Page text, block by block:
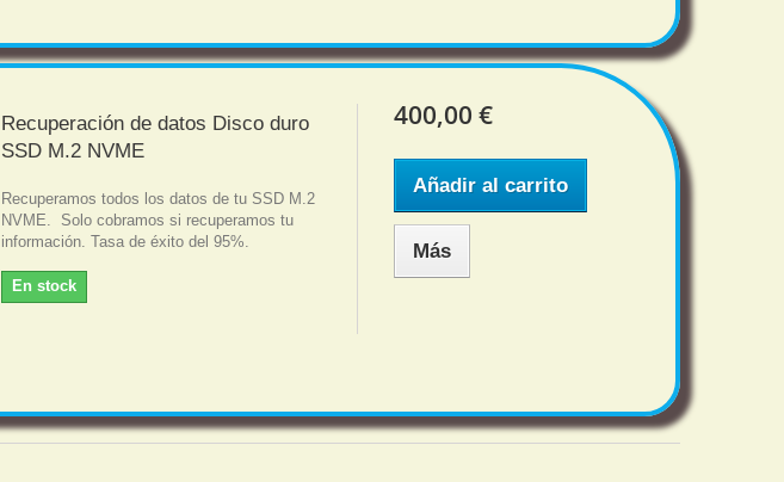
Recuperación de datos Disco duro
SSD M.2 NVME
Recuperamos todos los datos de tu SSD M.2
NVME. Solo cobramos si recuperamos tu
información. Tasa de éxito del 95%.
En stock
400,00 €
Añadir al carrito
Más